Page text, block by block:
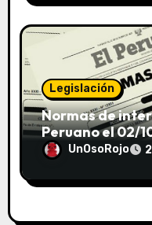
Legislación
Normas de
Peruano el 02/
UnOsoRojo